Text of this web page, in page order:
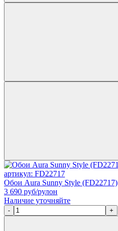
артикул: FD22717
Обои Aura Sunny Style (FD22717)
3 690 руб/рулон
Наличие уточняйте
- +